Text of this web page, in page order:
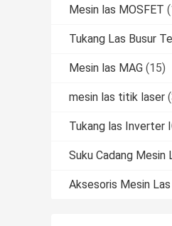
Mesin las MOSFET
Tukang Las Busur
Mesin las MAG (15)
mesin las titik laser
Tukang las Inverter
Suku Cadang Mesin
Aksesoris Mesin Las